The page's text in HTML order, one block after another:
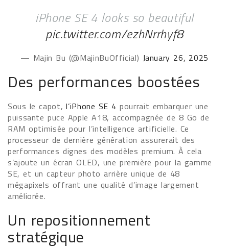
iPhone SE 4 looks so beautiful
pic.twitter.com/ezhNrrhyf8
— Majin Bu (@MajinBuOfficial) January 26, 2025
Des performances boostées
Sous le capot,l’iPhone SE 4pourrait embarquer une
puissante puce Apple A18, accompagnée de 8 Go de
RAM optimisée pour l’intelligence artificielle. Ce
processeur de dernière génération assurerait des
performances dignes des modèles premium. À cela
s’ajoute un écran OLED, une première pour la gamme
SE, et un capteur photo arrière unique de 48
mégapixels offrant une qualité d’image largement
améliorée.
Un repositionnement
stratégique